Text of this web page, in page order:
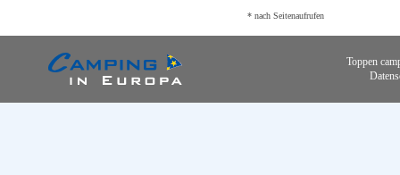
* nach Seitenaufrufen
Toppen